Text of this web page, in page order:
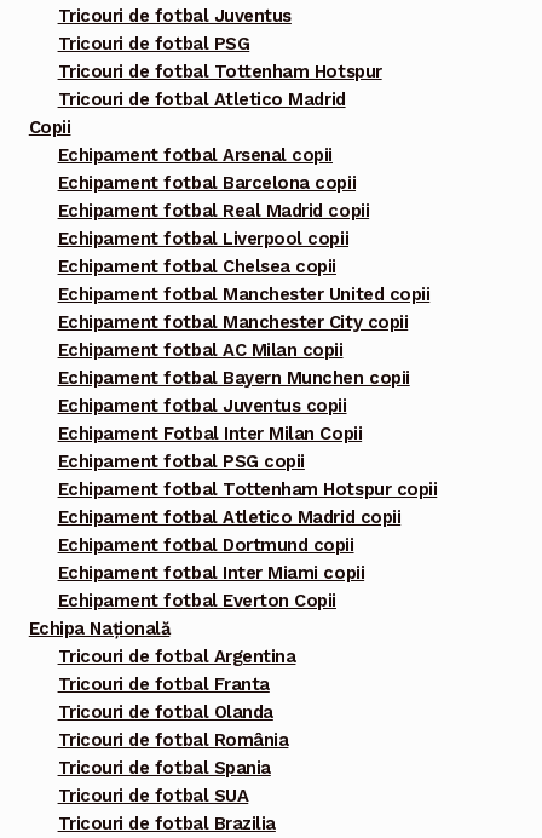
Tricouri de fotbal Juventus
Tricouri de fotbal PSG
Tricouri de fotbal Tottenham Hotspur
Tricouri de fotbal Atletico Madrid
Copii
Echipament fotbal Arsenal copii
Echipament fotbal Barcelona copii
Echipament fotbal Real Madrid copii
Echipament fotbal Liverpool copii
Echipament fotbal Chelsea copii
Echipament fotbal Manchester United copii
Echipament fotbal Manchester City copii
Echipament fotbal AC Milan copii
Echipament fotbal Bayern Munchen copii
Echipament fotbal Juventus copii
Echipament Fotbal Inter Milan Copii
Echipament fotbal PSG copii
Echipament fotbal Tottenham Hotspur copii
Echipament fotbal Atletico Madrid copii
Echipament fotbal Dortmund copii
Echipament fotbal Inter Miami copii
Echipament fotbal Everton Copii
Echipa Națională
Tricouri de fotbal Argentina
Tricouri de fotbal Franta
Tricouri de fotbal Olanda
Tricouri de fotbal România
Tricouri de fotbal Spania
Tricouri de fotbal SUA
Tricouri de fotbal Brazilia